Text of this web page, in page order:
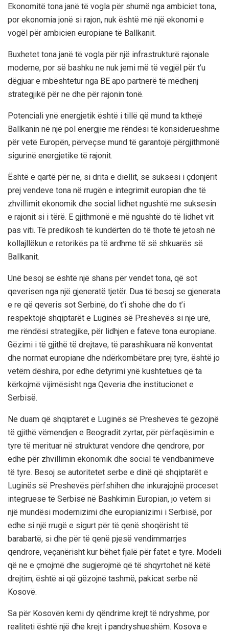
Ekonomitë tona janë të vogla për shumë nga ambiciet tona,
por ekonomia jonë si rajon, nuk është më një ekonomi e
vogël për ambicien europiane të Ballkanit.
Buxhetet tona janë të vogla për një infrastrukturë rajonale
moderne, por së bashku ne nuk jemi më të vegjël për t’u
dëgjuar e mbështetur nga BE apo partnerë të mëdhenj
strategjikë për ne dhe për rajonin tonë.
Potenciali ynë energjetik është i tillë që mund ta kthejë
Ballkanin në një pol energjie me rëndësi të konsiderueshme
për vetë Europën, përveçse mund të garantojë përgjithmonë
sigurinë energjetike të rajonit.
Është e qartë për ne, si drita e diellit, se suksesi i çdonjërit
prej vendeve tona në rrugën e integrimit europian dhe të
zhvillimit ekonomik dhe social lidhet ngushtë me suksesin
e rajonit si i tërë. E gjithmonë e më ngushtë do të lidhet vit
pas viti. Të predikosh të kundërtën do të thotë të jetosh në
kollajllëkun e retorikës pa të ardhme të së shkuarës së
Ballkanit.
Unë besoj se është një shans për vendet tona, që sot
qeverisen nga një gjeneratë tjetër. Dua të besoj se gjenerata
e re që qeveris sot Serbinë, do t’i shohë dhe do t’i
respektojë shqiptarët e Luginës së Preshevës si një urë,
me rëndësi strategjike, për lidhjen e fateve tona europiane.
Gëzimi i të gjithë të drejtave, të parashikuara në konventat
dhe normat europiane dhe ndërkombëtare prej tyre, është jo
vetëm dëshira, por edhe detyrimi ynë kushtetues që ta
kërkojmë vijimësisht nga Qeveria dhe institucionet e
Serbisë.
Ne duam që shqiptarët e Luginës së Preshevës të gëzojnë
të gjithë vëmendjen e Beogradit zyrtar, për përfaqësimin e
tyre të merituar në strukturat vendore dhe qendrore, por
edhe për zhvillimin ekonomik dhe social të vendbanimeve
të tyre. Besoj se autoritetet serbe e dinë që shqiptarët e
Luginës së Preshevës përfshihen dhe inkurajojnë proceset
integruese të Serbisë në Bashkimin Europian, jo vetëm si
një mundësi modernizimi dhe europianizimi i Serbisë, por
edhe si një rrugë e sigurt për të qenë shoqërisht të
barabartë, si dhe për të qenë pjesë vendimmarrjes
qendrore, veçanërisht kur bëhet fjalë për fatet e tyre. Modeli
që ne e çmojmë dhe sugjerojmë që të shqyrtohet në këtë
drejtim, është ai që gëzojnë tashmë, pakicat serbe në
Kosovë.
Sa për Kosovën kemi dy qëndrime krejt të ndryshme, por
realiteti është një dhe krejt i pandryshueshëm. Kosova e